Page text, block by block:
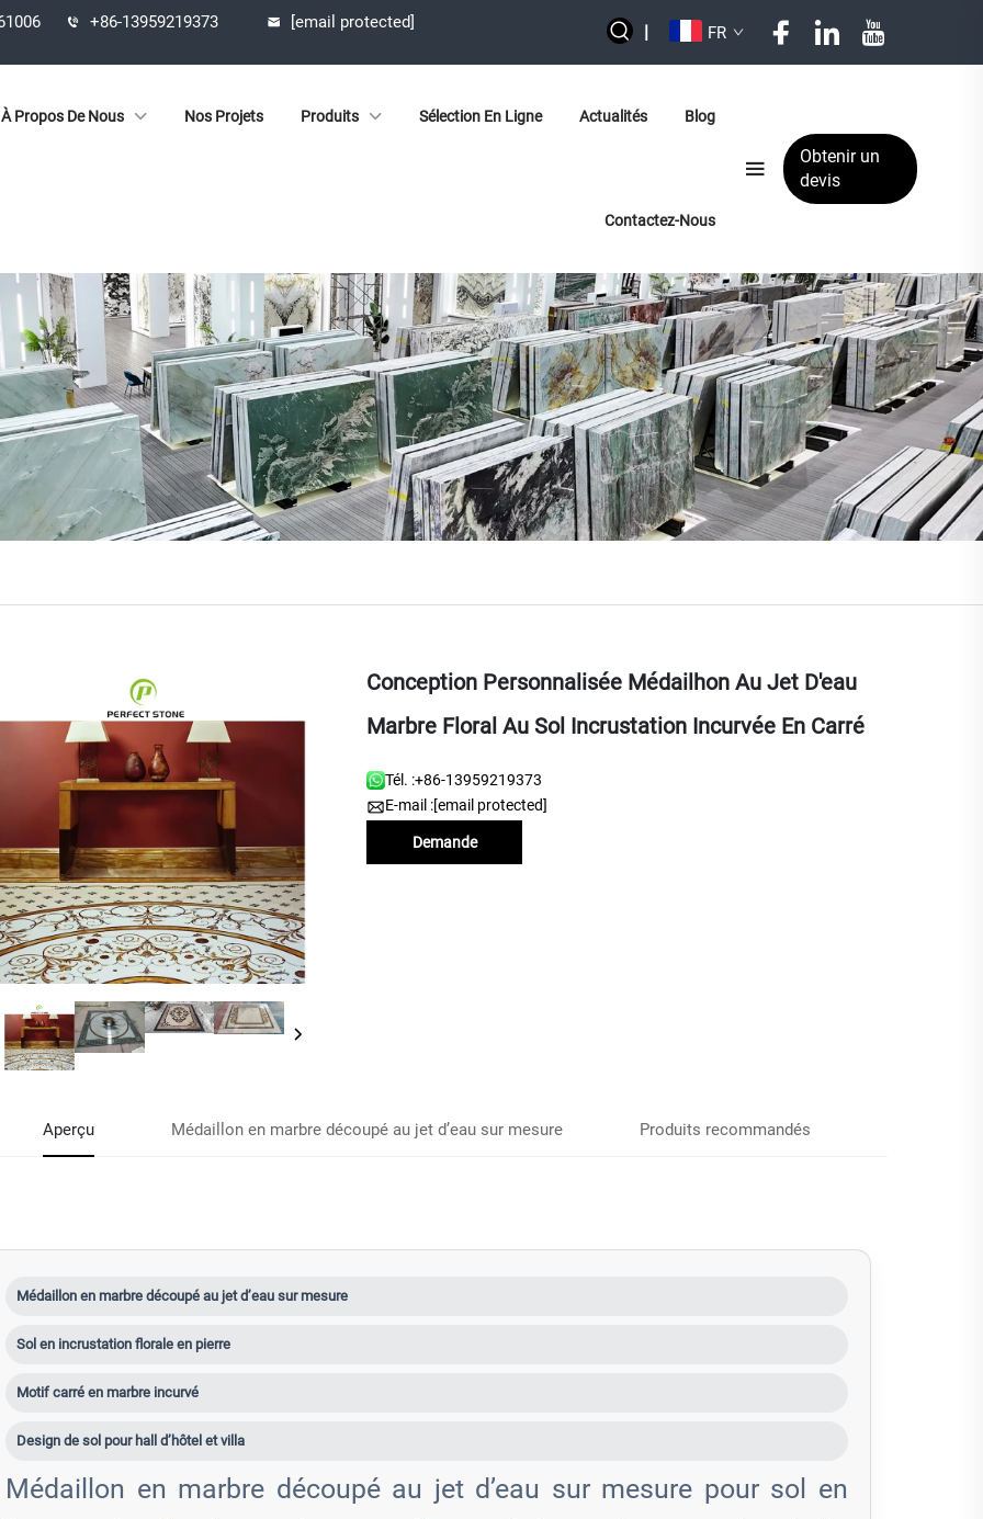
+86-13959219373 [email protected] | FR
À Propos De Nous Nos Projets Produits Sélection En Ligne Actualités Blog
Contactez-Nous
Obtenir un
devis
Conception Personnalisée Médailhon Au Jet D'eau
Marbre Floral Au Sol Incrustation Incurvée En Carré
Tél. :+86-13959219373
E-mail :[email protected]
Demande
Aperçu Médaillon en marbre découpé au jet d’eau sur mesure Produits recommandés
Médaillon en marbre découpé au jet d’eau sur mesure
Sol en incrustation florale en pierre
Motif carré en marbre incurvé
Design de sol pour hall d’hôtel et villa
Médaillon en marbre découpé au jet d’eau sur mesure pour sol en